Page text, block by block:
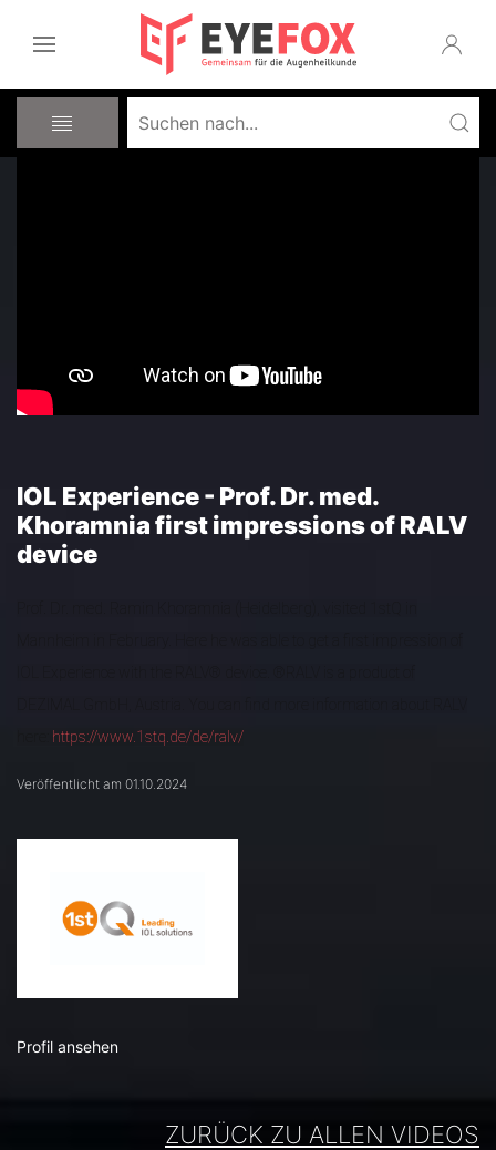
IOL Experience - Prof. Dr. med.
Khoramnia first impressions of RALV
device
https://www.1stq.de/de/ralv/
Veröffentlicht am 01.10.2024
Profil ansehen
ZURÜCK ZU ALLEN VIDEOS